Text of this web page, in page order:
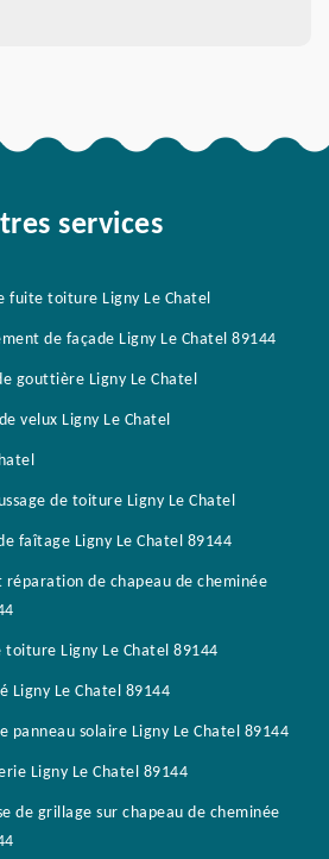
services
fuite toiture Ligny Le Chatel
de façade Ligny Le Chatel 89144
gouttière Ligny Le Chatel
velux Ligny Le Chatel
de toiture Ligny Le Chatel
faîtage Ligny Le Chatel 89144
réparation de chapeau de cheminée
toiture Ligny Le Chatel 89144
Ligny Le Chatel 89144
panneau solaire Ligny Le Chatel 89144
Ligny Le Chatel 89144
de grillage sur chapeau de cheminée